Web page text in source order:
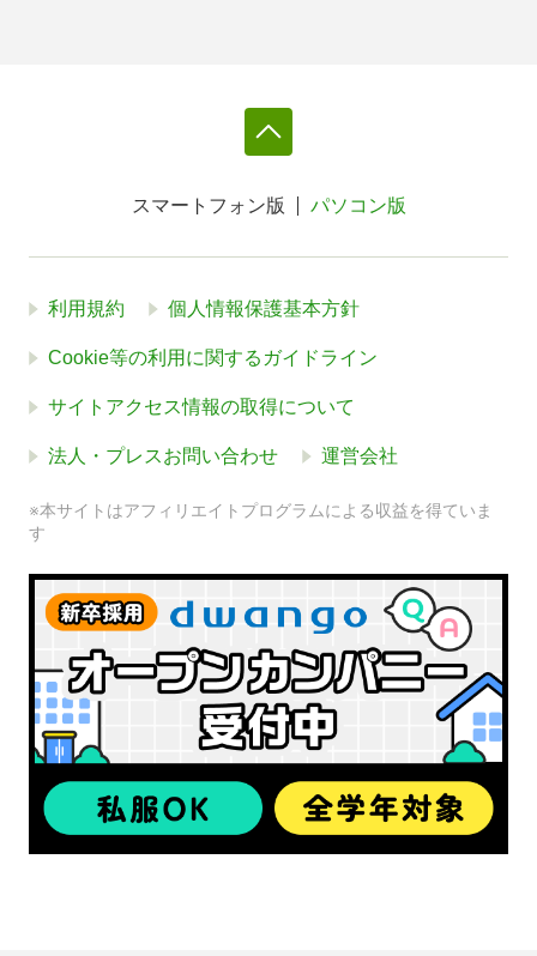
スマートフォン版 パソコン版
利用規約 個人情報保護基本方針
Cookie等の利用に関するガイドライン
サイトアクセス情報の取得について
法人・プレスお問い合わせ 運営会社
※本サイトはアフィリエイトプログラムによる収益を得ていま
す